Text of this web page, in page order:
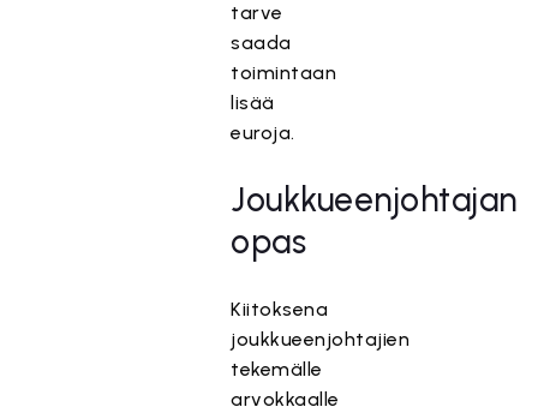
tarve
saada
toimintaan
lisää
euroja.
Joukkueenjohtajan
opas
Kiitoksena
joukkueenjohtajien
tekemälle
arvokkaalle